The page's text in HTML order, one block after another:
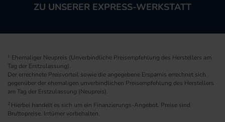
ZU UNSERER EXPRESS-WERKSTATT
1 Ehemaliger Neupreis (Unverbindliche Preisempfehlung des Herstellers am
Tag der Erstzulassung).
Der errechnete Preisvorteil sowie die angegebene Ersparnis errechnet sich
gegenüber der ehemaligen unverbindlichen Preisempfehlung des Herstellers
am Tag der Erstzulassung (Neupreis).
2 Hierbei handelt es sich um ein Finanzierungs-Angebot. Preise sind
Bruttopreise. Irrtümer vorbehalten.